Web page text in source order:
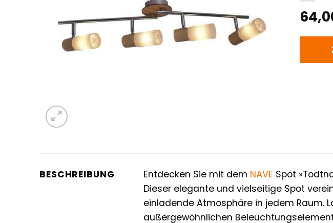
BESCHREIBUNG Entdecken Sie mit dem NÄVE Spot
Dieser elegante und vielseitige Spot
einladende Atmosphäre in jedem Raum.
außergewöhnlichen